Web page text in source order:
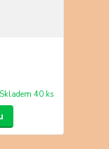
Skladem 40 ks